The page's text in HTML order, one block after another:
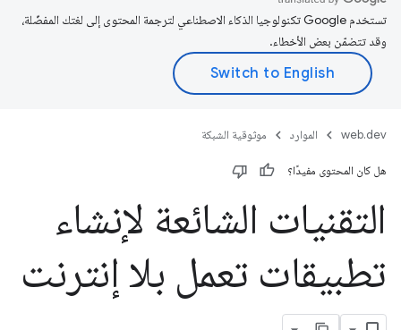
تستخدم Google تكنولوجيا الذكاء الاصطناعي لترجمة المحتوى إلى لغتك المفضّلة،
وقد تتضمّن بعض الأخطاء.
web.dev الموارد موثوقية الشبكة
هل كان المحتوى مفيدًا؟
التقنيات الشائعة لإنشاء
تطبيقات تعمل بلا إنترنت